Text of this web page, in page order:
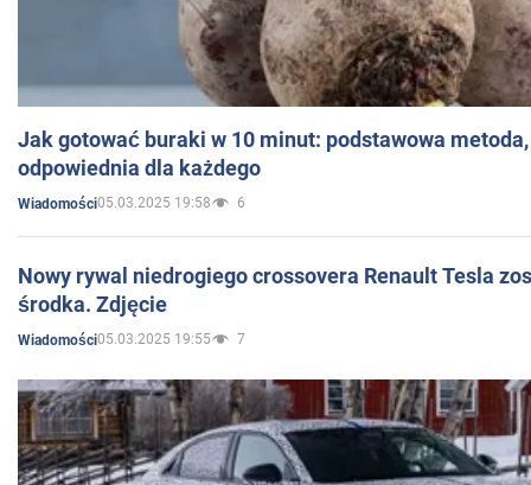
Jak gotować buraki w 10 minut: podstawowa
odpowiednia dla każdego
Wiadomości05.03.2025 19:58 6
Nowy rywal niedrogiego crossovera Renault Tesla
środka. Zdjęcie
Wiadomości05.03.2025 19:55 7